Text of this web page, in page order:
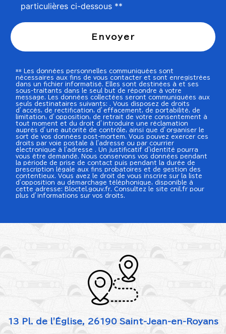
particulières ci-dessous **
Envoyer
** Les données personnelles communiquées sont
nécessaires aux fins de vous contacter et sont enregistrées
dans un fichier informatisé. Elles sont destinées à et ses
sous-traitants dans le seul but de répondre à votre
message. Les données collectées seront communiquées aux
seuls destinataires suivants: . Vous disposez de droits
d’accès, de rectification, d’effacement, de portabilité, de
limitation, d’opposition, de retrait de votre consentement à
tout moment et du droit d’introduire une réclamation
auprès d’une autorité de contrôle, ainsi que d’organiser le
sort de vos données post-mortem. Vous pouvez exercer ces
droits par voie postale à l'adresse ou par courrier
électronique à l'adresse . Un justificatif d'identité pourra
vous être demandé. Nous conservons vos données pendant
la période de prise de contact puis pendant la durée de
prescription légale aux fins probatoires et de gestion des
contentieux. Vous avez le droit de vous inscrire sur la liste
d'opposition au démarchage téléphonique, disponible à
cette adresse:
Bloctel.gouv.fr . Consultez le site cnil.fr pour
plus d’informations sur vos droits.
13 Pl. de l'Église, 26190 Saint-Jean-en-Royans